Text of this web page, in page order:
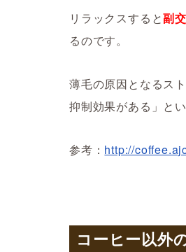
リラックスすると副
るのです。
薄毛の原因となるス
抑制効果がある」と
参考： http://
コーヒー以外